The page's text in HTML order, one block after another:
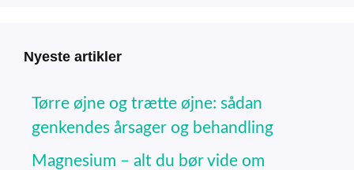
Nyeste artikler
Tørre øjne og trætte øjne: sådan
genkendes årsager og behandling
Magnesium – alt du bør vide om